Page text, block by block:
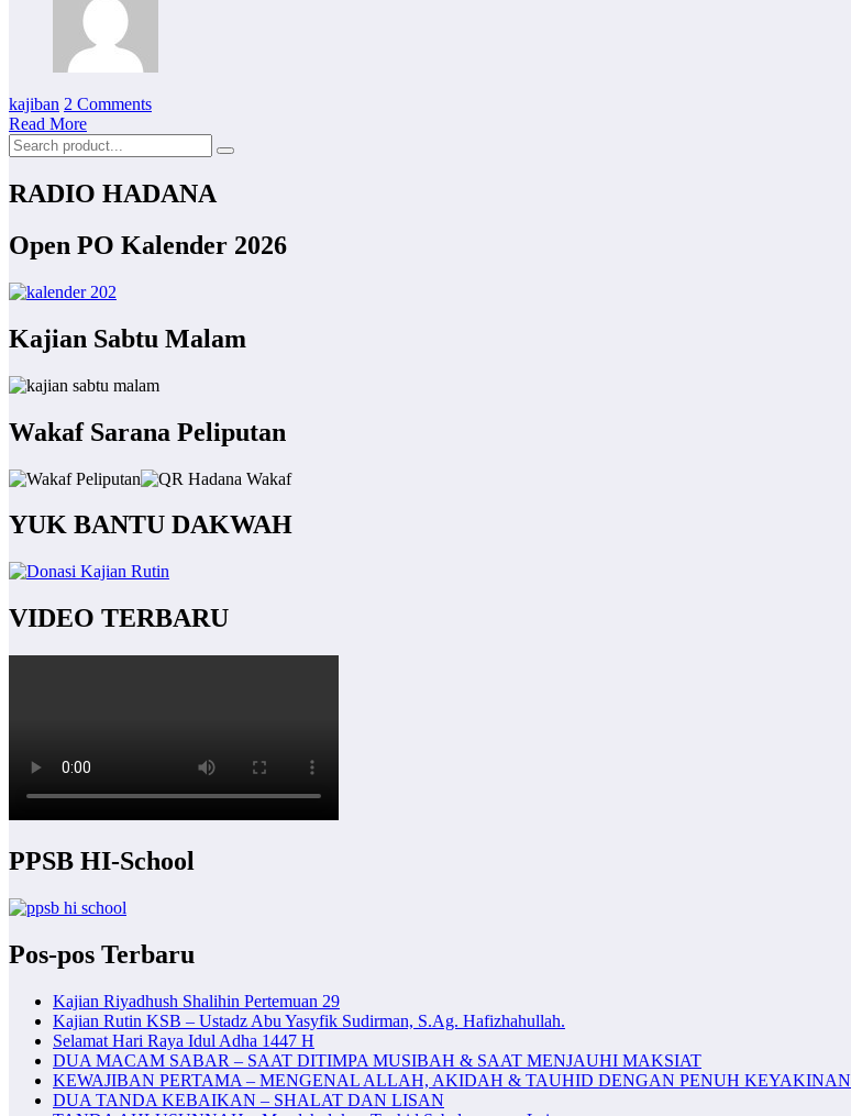
kajiban 2 Comments
Read More
RADIO HADANA
Open PO Kalender 2026
Kajian Sabtu Malam
Wakaf Sarana Peliputan
YUK BANTU DAKWAH
VIDEO TERBARU
PPSB HI-School
Pos-pos Terbaru
Kajian Riyadhush Shalihin Pertemuan 29
Kajian Rutin KSB – Ustadz Abu Yasyfik Sudirman, S.Ag. Hafizhahullah.
Selamat Hari Raya Idul Adha 1447 H
DUA MACAM SABAR – SAAT DITIMPA MUSIBAH & SAAT MENJAUHI MAKSIAT
KEWAJIBAN PERTAMA – MENGENAL ALLAH, AKIDAH & TAUHID DENGAN PENUH KEYAKINAN
DUA TANDA KEBAIKAN – SHALAT DAN LISAN